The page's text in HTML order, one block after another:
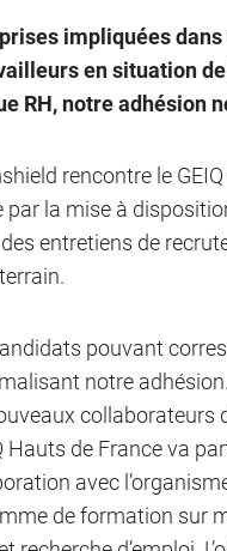
impliquées
en situation
RH, notre adhésion
rencontre le
la mise à
entretiens de
pouvant
notre
collaborateurs
de France va
avec
de formation sur